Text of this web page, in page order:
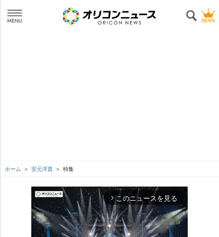
ホーム 安元洋貴 特集
arrow_forward_ios このニュースを見る